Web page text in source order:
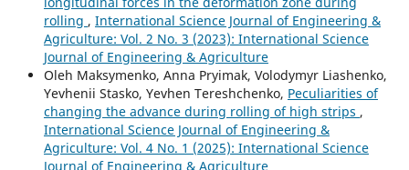
rolling , International Science Journal of Engineering &
Agriculture: Vol. 2 No. 3 (2023): International Science
Journal of Engineering & Agriculture
Oleh Maksymenko, Anna Pryimak, Volodymyr Liashenko,
Yevhenii Stasko, Yevhen Tereshchenko, Peculiarities of
changing the advance during rolling of high strips ,
International Science Journal of Engineering &
Agriculture: Vol. 4 No. 1 (2025): International Science
Journal of Engineering & Agriculture